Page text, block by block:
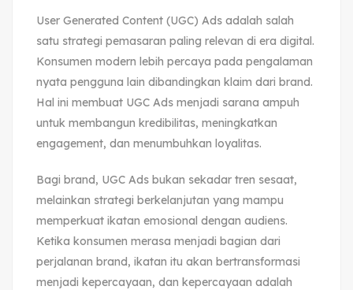
User Generated Content (UGC) Ads adalah salah
satu strategi pemasaran paling relevan di era digital.
Konsumen modern lebih percaya pada pengalaman
nyata pengguna lain dibandingkan klaim dari brand.
Hal ini membuat UGC Ads menjadi sarana ampuh
untuk membangun kredibilitas, meningkatkan
engagement, dan menumbuhkan loyalitas.
Bagi brand, UGC Ads bukan sekadar tren sesaat,
melainkan strategi berkelanjutan yang mampu
memperkuat ikatan emosional dengan audiens.
Ketika konsumen merasa menjadi bagian dari
perjalanan brand, ikatan itu akan bertransformasi
menjadi kepercayaan, dan kepercayaan adalah